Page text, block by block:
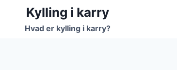
Fortsæt
indhold
Kylling i karry
Hvad er kylling i karry?